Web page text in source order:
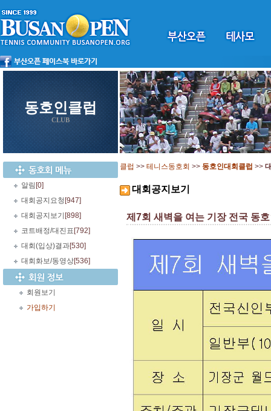
동호인클럽
CLUB
알림 [0]
대회공지요청 [947]
대회공지보기 [898]
코트배정/대진표 [792]
대회(입상)결과[530]
대회화보/동영상[536]
회원보기
가입하기
클럽 >> 테니스동호회 >> 동호인대회클럽 >>
대회공지보기
제7회 새벽을 여는 기장 전국 동